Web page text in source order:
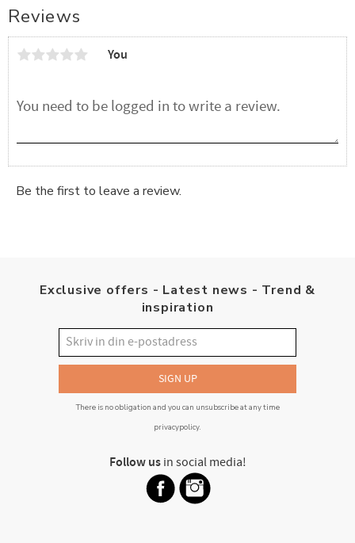
Reviews
You
Be the first to leave a review.
Exclusive offers - Latest news - Trend &
inspiration
SIGN UP
There is no obligation and you can unsubscribe at any time
privacypolicy.
Follow usin social media!